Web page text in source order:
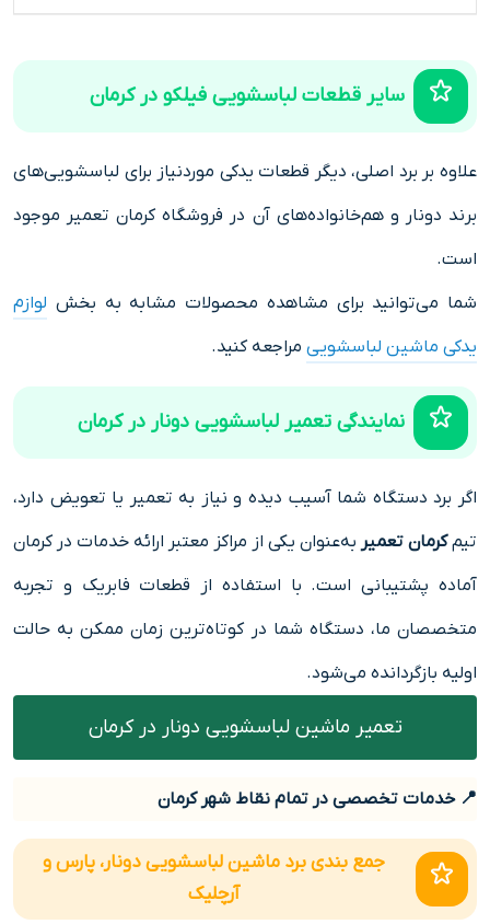
سایر قطعات لباسشویی فیلکو در کرمان
علاوه بر برد اصلی، دیگر قطعات یدکی موردنیاز برای لباسشویی‌های
برند دونار و هم‌خانواده‌های آن در فروشگاه کرمان تعمیر موجود
است.
شما می‌توانید برای مشاهده محصولات مشابه به بخش لوازم
یدکی ماشین لباسشویی مراجعه کنید.
نمایندگی تعمیر لباسشویی دونار در کرمان
اگر برد دستگاه شما آسیب دیده و نیاز به تعمیر یا تعویض دارد،
تیمکرمان تعمیر به‌عنوان یکی از مراکز معتبر ارائه خدمات در کرمان
آماده پشتیبانی است. با استفاده از قطعات فابریک و تجربه
متخصصان ما، دستگاه شما در کوتاه‌ترین زمان ممکن به حالت
اولیه بازگردانده می‌شود.
تعمیر ماشین لباسشویی دونار در کرمان
📍 خدمات تخصصی در تمام نقاط شهر کرمان
جمع بندی برد ماشین لباسشویی دونار، پارس و
آرچلیک